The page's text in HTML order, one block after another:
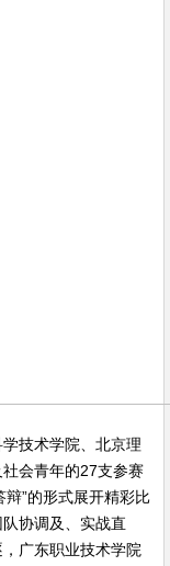
技术学院、北京理
会青年的27支参赛
”的形式展开精彩比
协调及、实战直
广东职业技术学院